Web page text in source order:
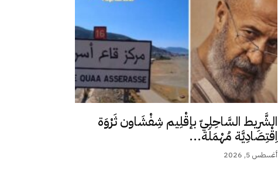
الشَّرِيط السَّاحِلِيّ بإقْلِيم شِفْشَاون ثَرْوَة
اِقْتِصَادِيَّة مُهْمَلَة...
أغسطس 5, 2026